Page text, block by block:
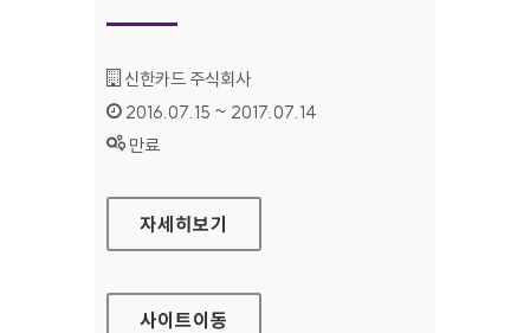
기관명 :
신한카드 주식회사
인증기간 :
2016.07.15 ~ 2017.07.14
상태 :
만료
신한카드 개인 홈페이지
자세히보기
사이트이동